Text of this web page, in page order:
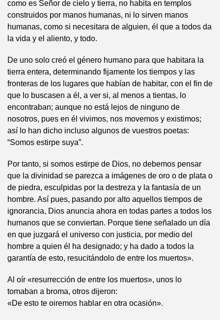
como es Señor de cielo y tierra, no habita en templos
construidos por manos humanas, ni lo sirven manos
humanas, como si necesitara de alguien, él que a todos da
la vida y el aliento, y todo.
De uno solo creó el género humano para que habitara la
tierra entera, determinando fijamente los tiempos y las
fronteras de los lugares que habían de habitar, con el fin de
que lo buscasen a él, a ver si, al menos a tientas, lo
encontraban; aunque no está lejos de ninguno de
nosotros, pues en él vivimos, nos movemos y existimos;
así lo han dicho incluso algunos de vuestros poetas:
“Somos estirpe suya”.
Por tanto, si somos estirpe de Dios, no debemos pensar
que la divinidad se parezca a imágenes de oro o de plata o
de piedra, esculpidas por la destreza y la fantasía de un
hombre. Así pues, pasando por alto aquellos tiempos de
ignorancia, Dios anuncia ahora en todas partes a todos los
humanos que se conviertan. Porque tiene señalado un día
en que juzgará el universo con justicia, por medio del
hombre a quien él ha designado; y ha dado a todos la
garantía de esto, resucitándolo de entre los muertos».
Al oír «resurrección de entre los muertos», unos lo
tomaban a broma, otros dijeron:
«De esto te oiremos hablar en otra ocasión».